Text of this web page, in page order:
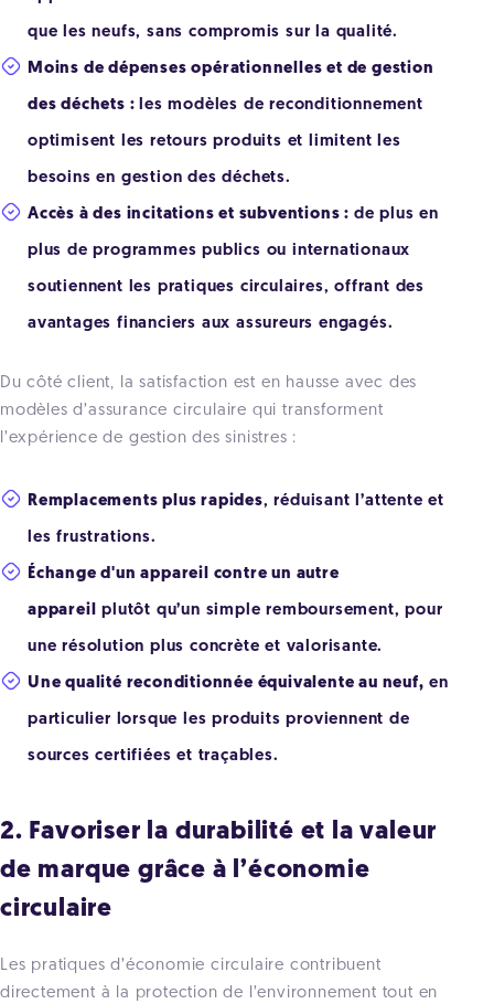
que les neufs, sans compromis sur la qualité.
Moins de dépenses opérationnelles et de gestion
des déchets : les modèles de reconditionnement
optimisent les retours produits et limitent les
besoins en gestion des déchets.
Accès à des incitations et subventions : de plus en
plus de programmes publics ou internationaux
soutiennent les pratiques circulaires, offrant des
avantages financiers aux assureurs engagés.
Du côté client, la satisfaction est en hausse avec des
modèles d’assurance circulaire qui transforment
l’expérience de gestion des sinistres :
Remplacements plus rapides, réduisant l’attente et
les frustrations.
Échange d'un appareil contre un autre
appareil plutôt qu’un simple remboursement, pour
une résolution plus concrète et valorisante.
Une qualité reconditionnée équivalente au neuf, en
particulier lorsque les produits proviennent de
sources certifiées et traçables.
2. Favoriser la durabilité et la valeur
de marque grâce à l’économie
circulaire
Les pratiques d’économie circulaire contribuent
directement à la protection de l’environnement tout en